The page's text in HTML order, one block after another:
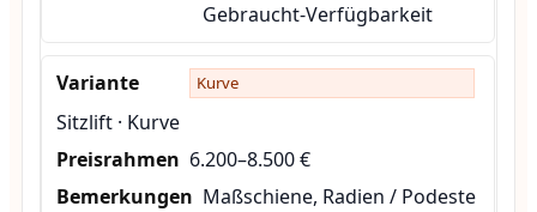
Gebraucht-Verfügbarkeit
Kurve
Sitzlift · Kurve
6.200–8.500 €
Maßschiene, Radien / Podeste